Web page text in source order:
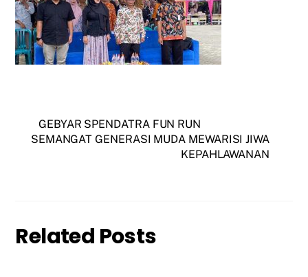
GEBYAR SPENDATRA FUN RUN
SEMANGAT GENERASI MUDA MEWARISI JIWA
KEPAHLAWANAN
Related Posts